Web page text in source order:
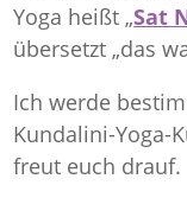
Yoga heißt „Sat
übersetzt „das
Ich werde
Kundalini-Yoga-
freut euch drauf.